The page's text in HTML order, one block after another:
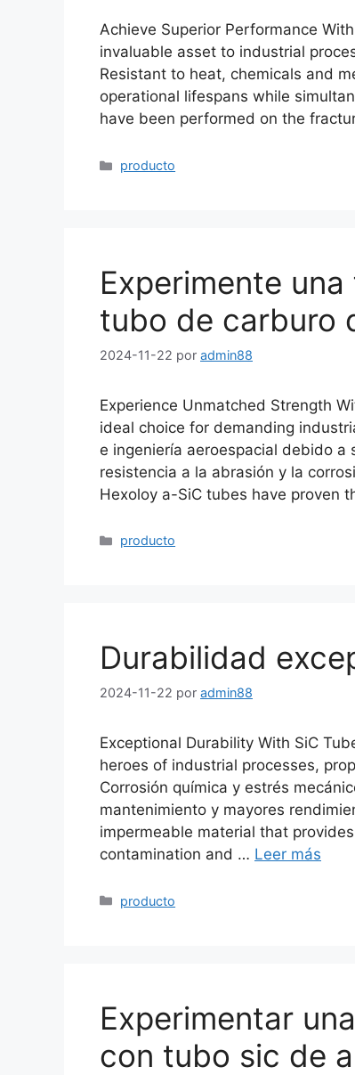
Achieve Superior Performance
invaluable asset to industrial
Resistant to heat, chemicals and
operational lifespans while
have been performed on the
Categorías
producto
Experimente
tubo de carburo
2024-11-22 por admin88
Experience Unmatched Strength
ideal choice for demanding
e ingeniería aeroespacial debido
resistencia a la abrasión y la
Hexoloy a-SiC tubes have proven
Categorías
producto
Durabilidad
2024-11-22 por admin88
Exceptional Durability With SiC
heroes of industrial processes,
Corrosión química y estrés
mantenimiento y mayores
impermeable material that
contamination and … Leer más
Categorías
producto
Experimentar
con tubo sic de